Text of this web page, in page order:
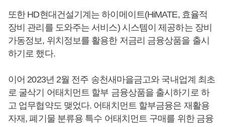
또한 HD현대건설기계는 하이메이트(HiMATE, 효율적
장비 관리를 도와주는 서비스) 시스템이 제공하는 장비
가동정보, 위치정보를 활용한 저금리 금융상품을 출시
하기로 했다.
이어 2023년 2월 전주 송천새마을금고와 국내업계 최초
로 굴삭기 어태치먼트 할부 금융상품을 출시하기로 하
고 업무협약도 맺었다. 어태치먼트 할부금융은 재활용
자재, 폐기물 분류용 특수 어태치먼트 구매를 위한 금융